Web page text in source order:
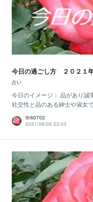
今日の過ごし方 ２０２１
占い
今日のイメージ： 品があり誠
社交性と品のある紳士や淑女
tink0702
2021/06/05 23:03